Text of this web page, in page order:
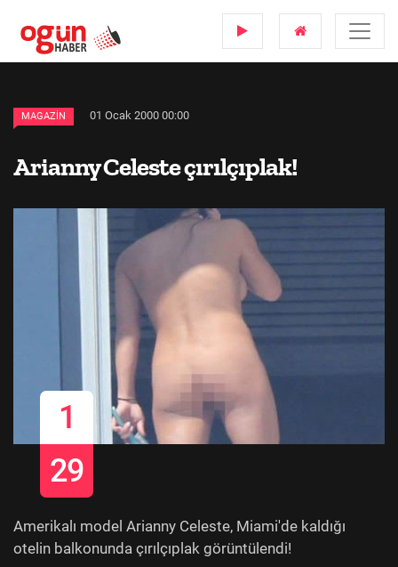
MAGAZIN 01 Ocak 2000 00:00
Arianny Celeste çırılçıplak!
1
29
Amerikalı model Arianny Celeste, Miami'de kaldığı
otelin balkonunda çırılçıplak görüntülendi!